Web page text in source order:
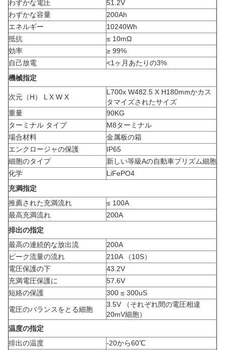
わずかな電圧
51.2V
わずかな容量
200Ah
エネルギー
10240Wh
抵抗
≤ 10mΩ
効率
≥ 99%
自己放電
<1ヶ月あたりの3%
機械指定
次元（H） L X W X
L700x W482.5 X H180mmかカス
タマイズされたサイズ
重量
90KG
ターミナル タイプ
M8ターミナル
場合材料
金属板の箱
エンクロージャの保護
IP65
細胞のタイプ
新しい等級Aの自動車プリズム細胞
化学
LiFePO4
充満指定
推薦された充満流れ
≤ 100A
最高充満流れ
200A
排出の指定
最高の連続的な放出流
200A
ピーク流量の流れ
210A （10S）
電圧保護の下
43.2V
充満電圧保護に
57.6V
短絡の保護
300 ≤ 300uS
電圧のバランスをとる細胞
3.5V （それぞれ間の電圧相違
20mV細胞）
温度の指定
排出の温度
-20から60℃